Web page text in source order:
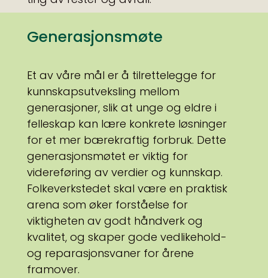
Generasjonsmøte
Et av våre mål er å tilrettelegge for
kunnskapsutveksling mellom
generasjoner, slik at unge og eldre i
felleskap kan lære konkrete løsninger
for et mer bærekraftig forbruk. Dette
generasjonsmøtet er viktig for
videreføring av verdier og kunnskap.
Folkeverkstedet skal være en praktisk
arena som øker forståelse for
viktigheten av godt håndverk og
kvalitet, og skaper gode vedlikehold-
og reparasjonsvaner for årene
framover.